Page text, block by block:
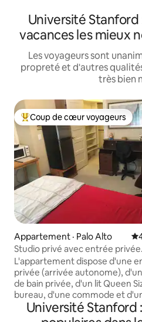
Université Stanford
vacances les mieux
Les voyageurs sont
propreté et d'autres
très bien
Coup de cœur voyageurs parmi
Coup de cœur voyageurs
Appartement · Palo Alto
Studio privé avec entrée privée.
L'appartement dispose d'une
privée (arrivée autonome),
de bain privée, d'un lit Queen
bureau, d'une commode et
kitchenette (réfrigérateur,
bouilloire électrique, Keurig,
Université Stanford